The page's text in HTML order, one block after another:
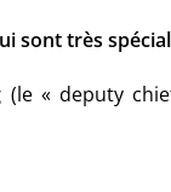
sont très
(le « deputy